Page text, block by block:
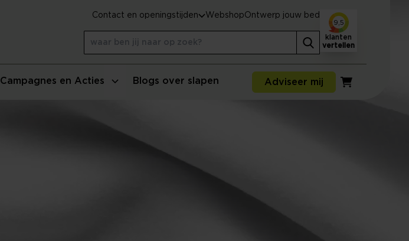
Campagnes en Acties Blogs over slapen Adviseer mij
Winkelwagen
Contact en openingstijden WebshopOntwerp jouw bed
9,5
klanten
vertellen